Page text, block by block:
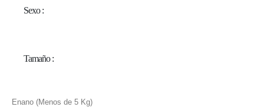
Sexo :
Tamaño :
Enano (Menos de 5 Kg)